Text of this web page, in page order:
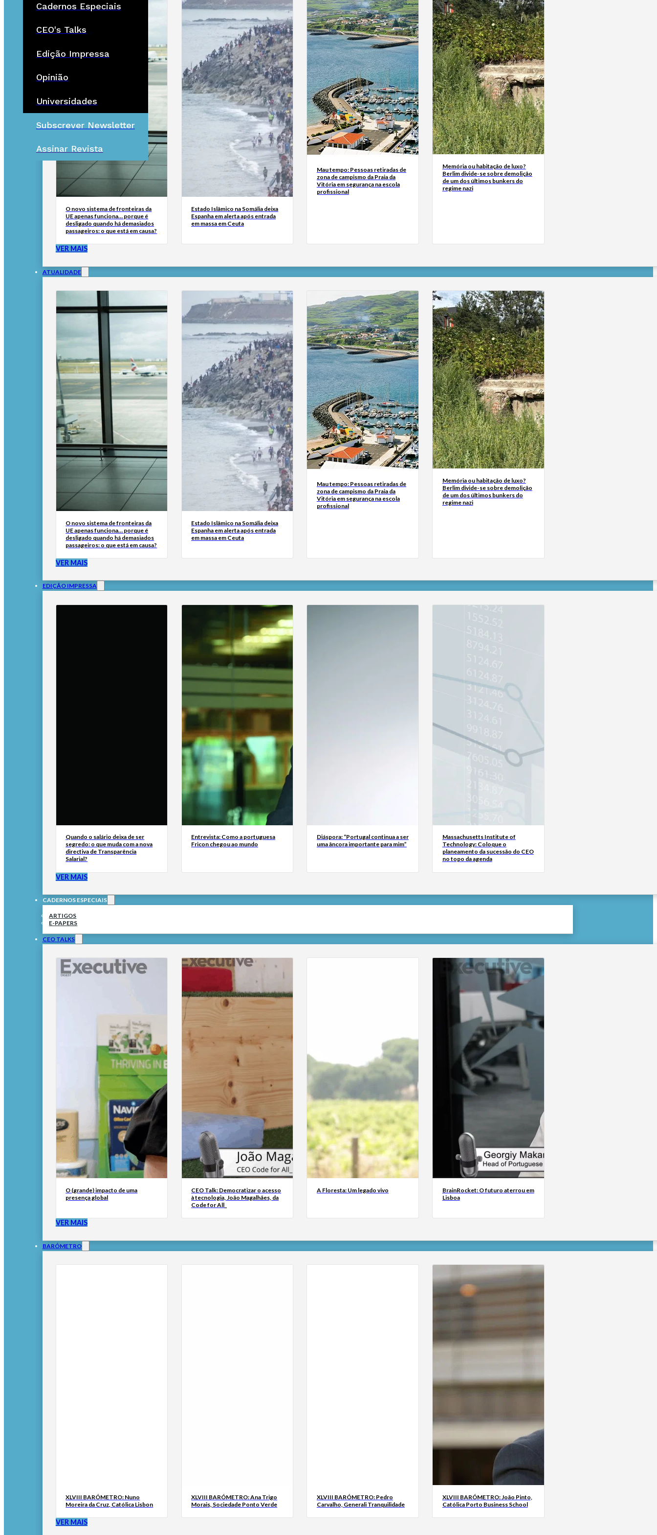
Cadernos Especiais
CEO's Talks
Edição Impressa
Opinião
Universidades
Subscrever Newsletter
Assinar Revista
O novo sistema de fronteiras da
UE apenas funciona… porque é
desligado quando há demasiados
passageiros: o que está em causa?
Estado Islâmico na Somália deixa
Espanha em alerta após entrada
em massa em Ceuta
Mau tempo: Pessoas retiradas de
zona de campismo da Praia da
Vitória em segurança na escola
profissional
Memória ou habitação de luxo?
Berlim divide-se sobre demolição
de um dos últimos bunkers do
regime nazi
VER MAIS
ATUALIDADE
O novo sistema de fronteiras da
UE apenas funciona… porque é
desligado quando há demasiados
passageiros: o que está em causa?
Estado Islâmico na Somália deixa
Espanha em alerta após entrada
em massa em Ceuta
Mau tempo: Pessoas retiradas de
zona de campismo da Praia da
Vitória em segurança na escola
profissional
Memória ou habitação de luxo?
Berlim divide-se sobre demolição
de um dos últimos bunkers do
regime nazi
VER MAIS
EDIÇÃO IMPRESSA
Quando o salário deixa de ser
segredo: o que muda com a nova
directiva de Transparência
Salarial?
Entrevista: Como a portuguesa
Fricon chegou ao mundo
Diáspora: “Portugal continua a ser
uma âncora importante para mim”
Massachusetts Institute of
Technology: Coloque o
planeamento da sucessão do CEO
no topo da agenda
VER MAIS
CADERNOS ESPECIAIS
ARTIGOS
E-PAPERS
CEO TALKS
O (grande) impacto de uma
presença global
CEO Talk: Democratizar o acesso
à tecnologia, João Magalhães, da
Code for All_
A Floresta: Um legado vivo
BrainRocket: O futuro aterrou em
Lisboa
VER MAIS
BARÓMETRO
XLVIII BARÓMETRO: Nuno
Moreira da Cruz, Católica Lisbon
XLVIII BARÓMETRO: Ana Trigo
Morais, Sociedade Ponto Verde
XLVIII BARÓMETRO: Pedro
Carvalho, Generali Tranquilidade
XLVIII BARÓMETRO: João Pinto,
Católica Porto Business School
VER MAIS